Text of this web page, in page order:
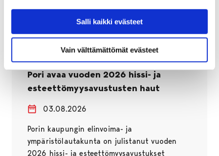
Salli kaikki evästeet
Vain välttämättömät evästeet
Pori avaa vuoden 2026 hissi- ja
esteettömyysavustusten haut
03.08.2026
Porin kaupungin elinvoima- ja
ympäristölautakunta on julistanut vuoden
2026 hissi- ja esteettömyysavustukset